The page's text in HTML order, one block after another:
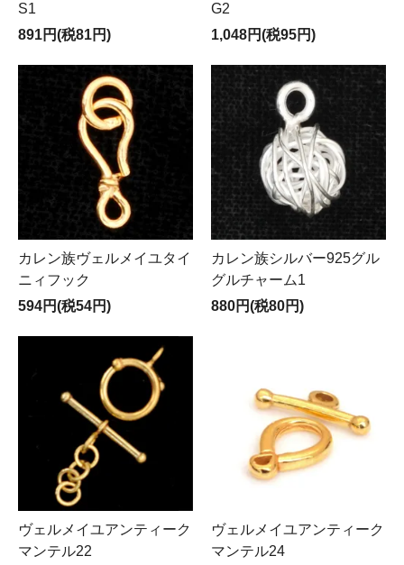
S1
891円(税81円)
G2
1,048円(税95円)
カレン族ヴェルメイユタイ
ニィフック
594円(税54円)
カレン族シルバー925グル
グルチャーム1
880円(税80円)
ヴェルメイユアンティーク
マンテル22
ヴェルメイユアンティーク
マンテル24